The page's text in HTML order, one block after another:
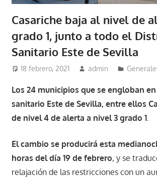
Casariche baja al nivel de
grado 1, junto a todo el
Sanitario Este de Sevilla
18 febrero, 2021 admin
Los 24 municipios que se engloban
sanitario Este de Sevilla, entre ellos
de nivel 4 de alerta a nivel 3 grado 1.
El cambio se producirá esta
horas del día 19 de febrero, y se
relajación de las restricciones con un